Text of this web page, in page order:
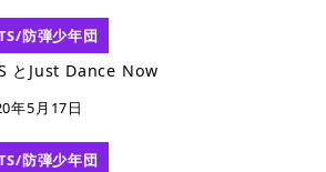
防弾少年団
とJust Dance Now
年5月17日
防弾少年団